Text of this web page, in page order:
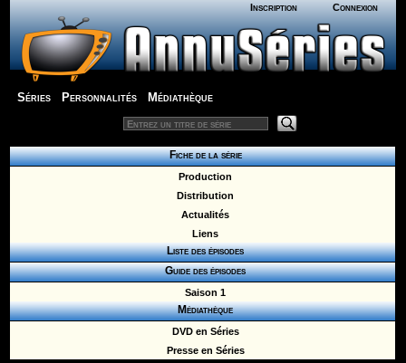
Inscription Connexion
Séries Personnalités Médiathèque
Fiche de la série
Production
Distribution
Actualités
Liens
Liste des épisodes
Guide des épisodes
Saison 1
Médiathèque
DVD en Séries
Presse en Séries